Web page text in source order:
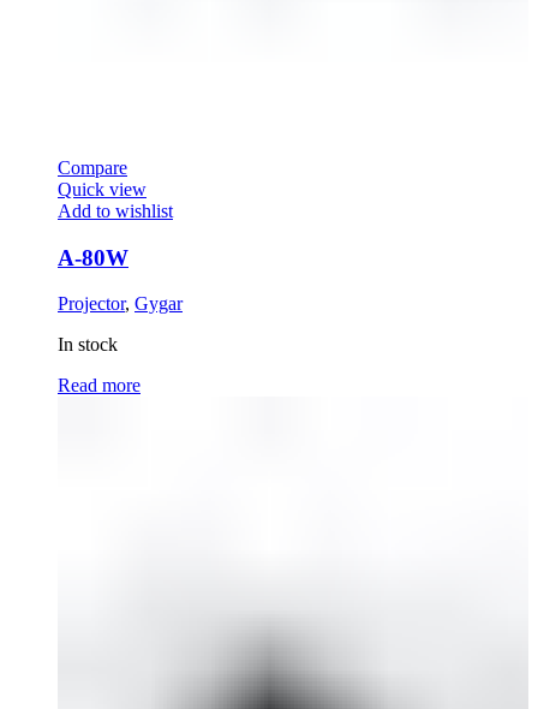
Compare
Quick view
Add to wishlist
A-80W
Projector, Gygar
In stock
Read more